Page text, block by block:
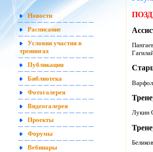
Новости
Расписание
Условия участия в
тренингах
Публикации
Библиотека
Фотогалерея
Видеогалерея
Проекты
Форумы
Вебинары
Лукин